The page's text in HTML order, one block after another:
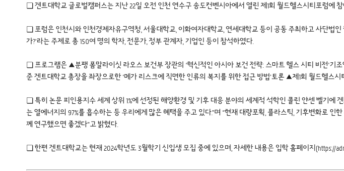
❏ 겐트대학교 글로벌캠퍼스는 지난 22일 오전 인천 연수구 송도컨벤시아에서 열린 제1회 월드헬스시티포럼에
❏ 포럼은 인천시와 인천경제자유구역청, 서울대학교, 이화여자대학교, 연세대학교 등이 공동 주최하고 사단법
가?’라는 주제로 총 150여 명의 학자, 전문가, 정부 관계자, 기업인 등이 참석하였다.
❏ 프로그램은 ▲분팽 폼말라이싯 라오스 보건부 장관의 ‘혁신적인 아시아 보건 전략: 스마트 헬스 시티 비전’
준 겐트대학교 총장을 좌장으로한 ‘메가 리스크에 직면한 인류의 복지를 위한 접근 방법’토론 ▲제1회 월드헬
❏ 특히 논문 피인용지수 세계 상위 1%에 선정된 해양환경 및 기후 대응 분야의 세계적 석학인 콜린 얀센 벨기
는 열에너지의 97%를 흡수하는 등 우리에게 많은 혜택을 주고 있다.”며 “현재 대량포획, 플라스틱, 기후변화로
께 연구했으면 좋겠다”고 밝혔다.
❏ 한편 겐트대학교는 현재 2024학년도 3월학기 신입생 모집 중에 있으며, 자세한 내용은 입학 홈페이지(https://